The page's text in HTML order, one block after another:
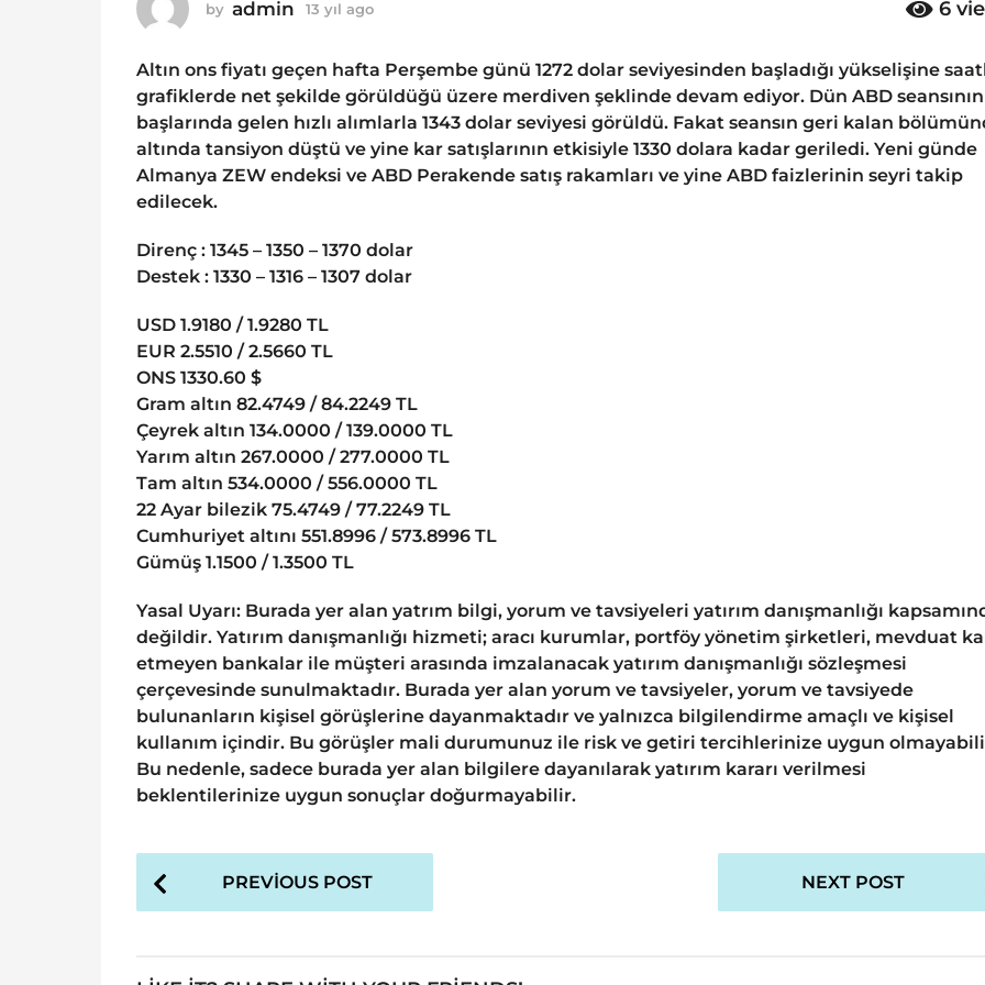
1
3
ı
a
by admin 13 yıl ago
ı
l
a
g
o
6
Altın ons fiyatı geçen hafta Perşembe günü 1272 dolar seviyesinden başladığı yükselişine
grafiklerde net şekilde görüldüğü üzere merdiven şeklinde devam ediyor. Dün ABD seansının
başlarında gelen hızlı alımlarla 1343 dolar seviyesi görüldü. Fakat seansın geri kalan
altında tansiyon düştü ve yine kar satışlarının etkisiyle 1330 dolara kadar geriledi. Yeni günde
Almanya ZEW endeksi ve ABD Perakende satış rakamları ve yine ABD faizlerinin seyri takip
edilecek.
Direnç : 1345 – 1350 – 1370 dolar
Destek : 1330 – 1316 – 1307 dolar
USD 1.9180 / 1.9280 TL
EUR 2.5510 / 2.5660 TL
ONS 1330.60 $
Gram altın 82.4749 / 84.2249 TL
Çeyrek altın 134.0000 / 139.0000 TL
Yarım altın 267.0000 / 277.0000 TL
Tam altın 534.0000 / 556.0000 TL
22 Ayar bilezik 75.4749 / 77.2249 TL
Cumhuriyet altını 551.8996 / 573.8996 TL
Gümüş 1.1500 / 1.3500 TL
Yasal Uyarı: Burada yer alan yatrım bilgi, yorum ve tavsiyeleri yatırım danışmanlığı
değildir. Yatırım danışmanlığı hizmeti; aracı kurumlar, portföy yönetim şirketleri, mevduat
etmeyen bankalar ile müşteri arasında imzalanacak yatırım danışmanlığı sözleşmesi
çerçevesinde sunulmaktadır. Burada yer alan yorum ve tavsiyeler, yorum ve tavsiyede
bulunanların kişisel görüşlerine dayanmaktadır ve yalnızca bilgilendirme amaçlı ve kişisel
kullanım içindir. Bu görüşler mali durumunuz ile risk ve getiri tercihlerinize uygun
Bu nedenle, sadece burada yer alan bilgilere dayanılarak yatırım kararı verilmesi
beklentilerinize uygun sonuçlar doğurmayabilir.
P
o
t
PREVIOUS POST NEXT POST